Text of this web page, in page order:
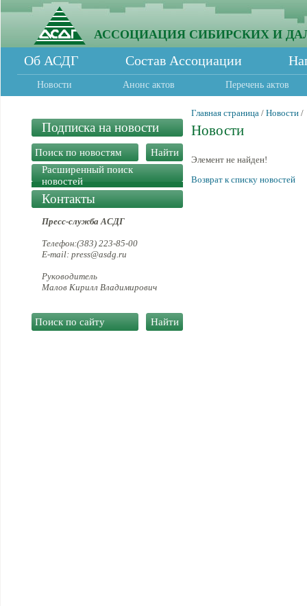
АССОЦИАЦИЯ СИБИРСКИХ И
Об АСДГ Состав Ассоциации
Новости Анонс актов Перечень актов
Подписка на новости
Расширенный поиск
новостей
Контакты
Пресс-служба АСДГ
Телефон:(383) 223-85-00
E-mail: press@asdg.ru
Руководитель
Малов Кирилл Владимирович
Главная страница / Новости /
Новости
Элемент не найден!
Возврат к списку новостей